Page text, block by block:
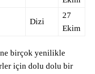
Dizi
27
Ekim
birçok yenilikle
için dolu dolu bir